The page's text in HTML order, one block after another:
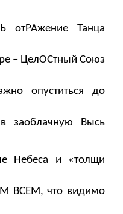
отРАжение Танца
– ЦелОСтный Союз
опуститься до
заоблачную Высь
Небеса и «толщи
ВСЕМ, что видимо